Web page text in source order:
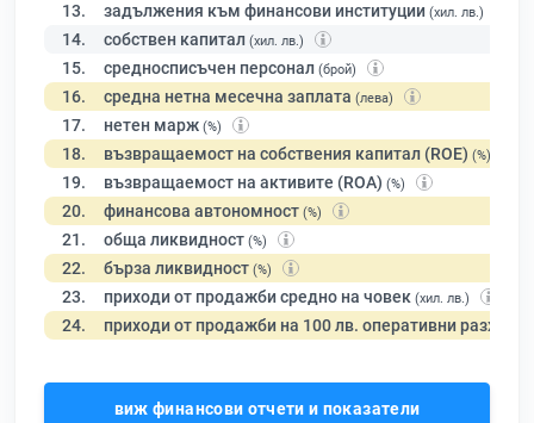
13. задължения към финансови институции (хил. лв.)
14. собствен капитал (хил. лв.)
15. средносписъчен персонал (брой)
16. средна нетна месечна заплата (лева)
17. нетен марж (%)
18. възвращаемост на собствения капитал (ROE) (%)
19. възвращаемост на активите (ROA) (%)
20. финансова автономност (%)
21. обща ликвидност (%)
22. бърза ликвидност (%)
23. приходи от продажби средно на човек (хил. лв.)
24. приходи от продажби на 100 лв. оперативни разходи
виж финансови отчети и показатели